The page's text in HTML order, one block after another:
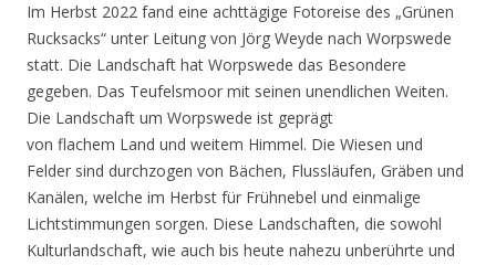
Im Herbst 2022 fand eine achttägige Fotoreise des „Grünen
Rucksacks“ unter Leitung von Jörg Weyde nach Worpswede
statt. Die Landschaft hat Worpswede das Besondere
gegeben. Das Teufelsmoor mit seinen unendlichen Weiten.
Die Landschaft um Worpswede ist geprägt
von flachem Land und weitem Himmel. Die Wiesen und
Felder sind durchzogen von Bächen, Flussläufen, Gräben und
Kanälen, welche im Herbst für Frühnebel und einmalige
Lichtstimmungen sorgen. Diese Landschaften, die sowohl
Kulturlandschaft, wie auch bis heute nahezu unberührte und